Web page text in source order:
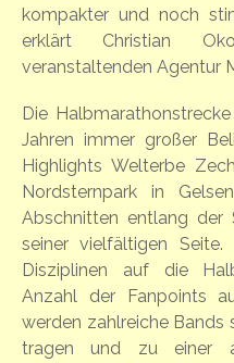
kompakter und noch
erklärt Christian
veranstaltenden Agentur
Die
Jahren immer großer
Highlights Welterbe
Nordsternpark in
Abschnitten entlang der
seiner vielfältigen
Disziplinen auf die
Anzahl der Fanpoints
werden zahlreiche Bands
tragen und zu einer